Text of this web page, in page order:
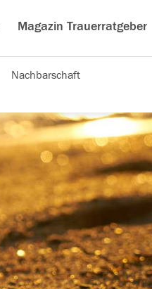
Magazin Trauerratgeber
Nachbarschaft